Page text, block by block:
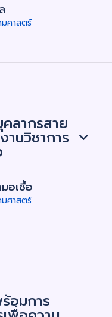
ศาสตร์
ลากรสาย
านวิชาการ
อเชื้อ
ศาสตร์
อมการ